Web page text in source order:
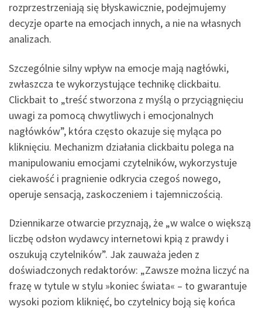
rozprzestrzeniają się błyskawicznie, podejmujemy
decyzje oparte na emocjach innych, a nie na własnych
analizach.
Szczególnie silny wpływ na emocje mają nagłówki,
zwłaszcza te wykorzystujące technikę clickbaitu.
Clickbait to „treść stworzona z myślą o przyciągnięciu
uwagi za pomocą chwytliwych i emocjonalnych
nagłówków”, która często okazuje się myląca po
kliknięciu. Mechanizm działania clickbaitu polega na
manipulowaniu emocjami czytelników, wykorzystuje
ciekawość i pragnienie odkrycia czegoś nowego,
operuje sensacją, zaskoczeniem i tajemniczością.
Dziennikarze otwarcie przyznają, że „w walce o większą
liczbę odsłon wydawcy internetowi kpią z prawdy i
oszukują czytelników”. Jak zauważa jeden z
doświadczonych redaktorów: „Zawsze można liczyć na
frazę w tytule w stylu »koniec świata« – to gwarantuje
wysoki poziom kliknięć, bo czytelnicy boją się końca